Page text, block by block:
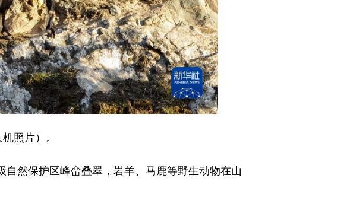
照片）。
然保护区峰峦叠翠，岩羊、马鹿等野生动物在山